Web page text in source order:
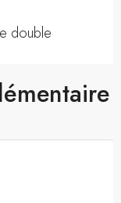
double